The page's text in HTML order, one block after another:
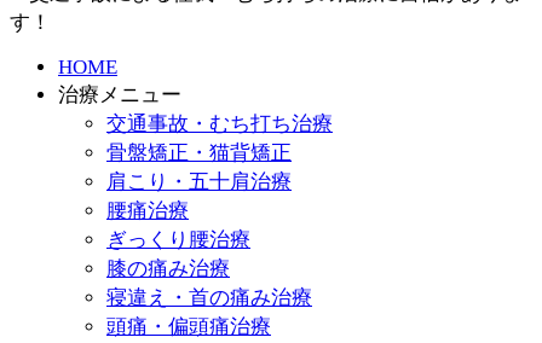
HOME
治療メニュー
交通事故・むち打ち治療
骨盤矯正・猫背矯正
肩こり・五十肩治療
腰痛治療
ぎっくり腰治療
膝の痛み治療
寝違え・首の痛み治療
頭痛・偏頭痛治療